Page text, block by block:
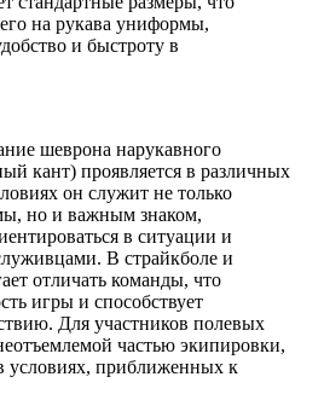
на рукава униформы,
и быстроту в
шеврона нарукавного
кант) проявляется в различных
он служит не только
но и важным знаком,
в ситуации и
В страйкболе и
отличать команды, что
игры и способствует
Для участников полевых
частью экипировки,
условиях, приближенных к